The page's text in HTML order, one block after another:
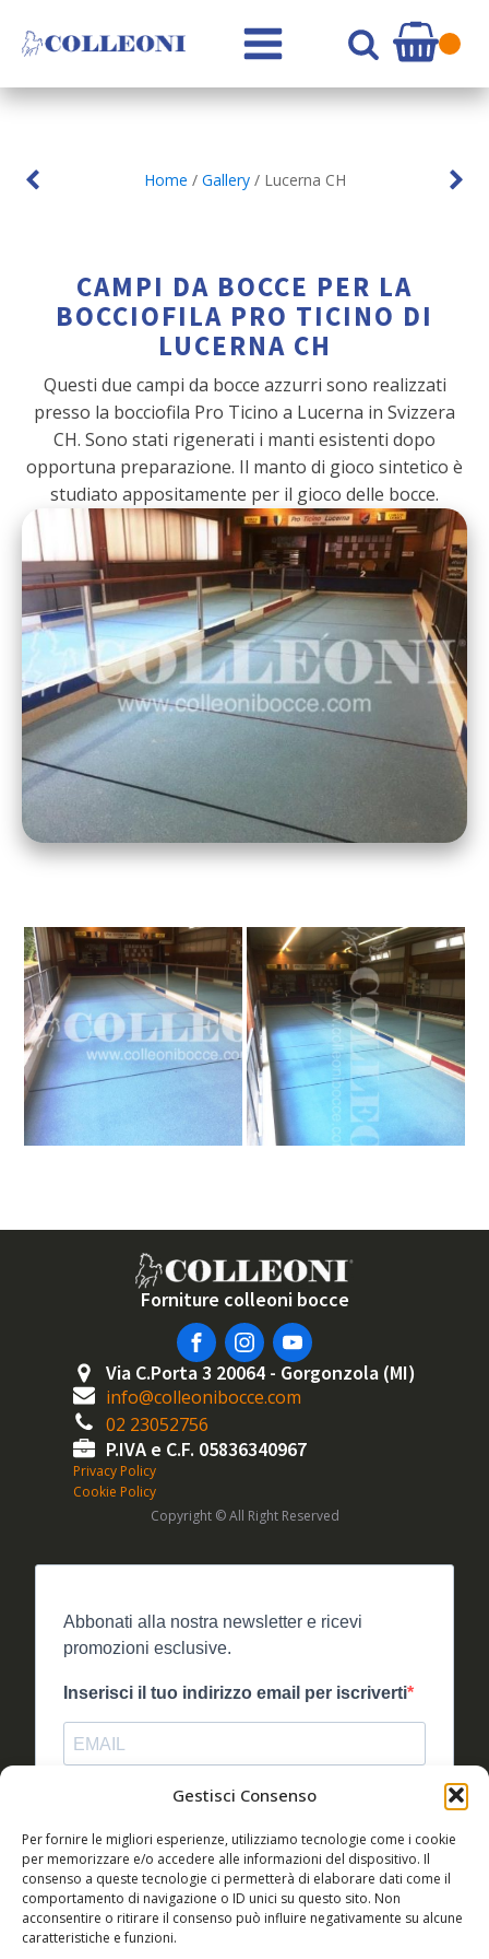
Gestisci Consenso
Per fornire le migliori esperienze, utilizziamo tecnologie come i cookie
per memorizzare e/o accedere alle informazioni del dispositivo. Il
consenso a queste tecnologie ci permetterà di elaborare dati come il
comportamento di navigazione o ID unici su questo sito. Non
acconsentire o ritirare il consenso può influire negativamente su alcune
caratteristiche e funzioni.
Home / Gallery/ Lucerna CH
CAMPI DA BOCCE PER LA
BOCCIOFILA PRO TICINO DI
LUCERNA CH
Questi due campi da bocce azzurri sono realizzati
presso la bocciofila Pro Ticino a Lucerna in Svizzera
CH. Sono stati rigenerati i manti esistenti dopo
opportuna preparazione. Il manto di gioco sintetico è
studiato appositamente per il gioco delle bocce.
Forniture colleoni bocce
Via C.Porta 3 20064 - Gorgonzola (MI)
info@colleonibocce.com
02 23052756
P.IVA e C.F. 05836340967
Privacy Policy
Cookie Policy
Copyright © All Right Reserved
Abbonati alla nostra newsletter e ricevi
promozioni esclusive.
Inserisci il tuo indirizzo email per iscriverti
newsletter
Puoi annullare l'iscrizione in qualsiasi momento utilizzando il
link incluso nella nostra newsletter.
Utilizziamo Brevo come piattaforma di